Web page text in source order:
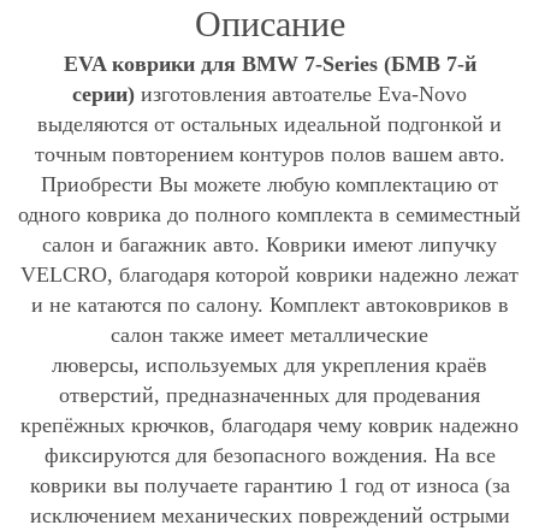
Описание
EVA коврики для BMW 7-Series (БМВ 7-й
серии) изготовления автоателье Eva-Novo
выделяются от остальных идеальной подгонкой и
точным повторением контуров полов вашем авто.
Приобрести Вы можете любую комплектацию от
одного коврика до полного комплекта в семиместный
салон и багажник авто. Коврики имеют липучку
VELCRO, благодаря которой коврики надежно лежат
и не катаются по салону. Комплект автоковриков в
салон также имеет металлические
люверсы, используемых для укрепления краёв
отверстий, предназначенных для продевания
крепёжных крючков, благодаря чему коврик надежно
фиксируются для безопасного вождения. На все
коврики вы получаете гарантию 1 год от износа (за
исключением механических повреждений острыми